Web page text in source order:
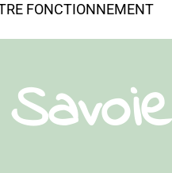
FONCTIONNEMENT